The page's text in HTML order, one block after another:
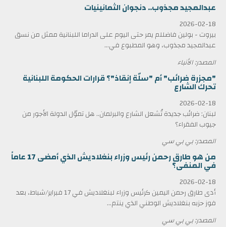
عبدالمجيد مجذوب.. دنجوان الثمانينيات
2026-02-18
بيروت - بولين فاضللم يمر حتى اليوم على الدراما اللبنانية ممثل من نسق
عبدالمجيد مجذوب، وهو المطبوع في...
المصدر: الأنباء
"مجزرة ضرائب" أم "سلّة إنقاذ"؟ قرارات الحكومة اللبنانية
تحرك الشارع
2026-02-18
لبنان: ضرائب جديدة تُشعل الشارع والبرلمان.. هل تموّل الدولة الأجور من
جيوب الفقراء؟
المصدر: بي بي سي
من هو طارق رحمن رئيس وزراء بنغلاديش الذي أمضى 17 عاماً
في المنفى؟
2026-02-18
أدى طارق رحمن اليمين كرئيس وزراء لبنغلاديش في 17 فبراير/شباط، بعد
فوز حزبه بنغلاديش الوطني الذي ينتم...
المصدر: بي بي سي